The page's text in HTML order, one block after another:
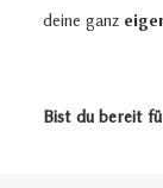
deine ganz
Bist du bereit